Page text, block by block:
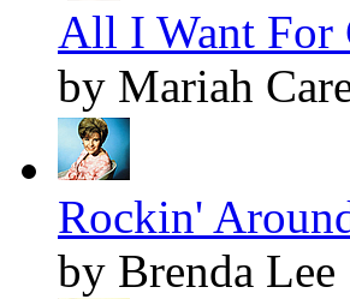
All I Want For
by Mariah
Rockin'
by Brenda Lee